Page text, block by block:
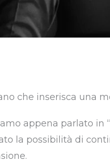
appena parlato in “
la possibilità di